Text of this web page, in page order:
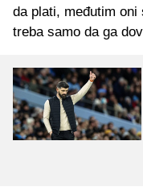
da plati, međutim oni
treba samo da ga